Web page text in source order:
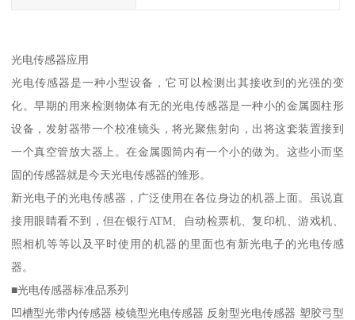
光电传感器应用
光电传感器是一种小型设备，它可以检测出其接收到的光强的变
化。早期的用来检测物体有无的光电传感器是一种小的金属圆柱形
设备，发射器带一个校准镜头，将光聚焦射向，出将这套装置接到
一个真空管放大器上。在金属圆筒内有一个小的做为。这些小而坚
固的传感器就是今天光电传感器的雏形。
新光电子的光电传感器，广泛使用在各位身边的机器上面。虽说直
接用眼睛看不到，但在银行ATM、自动检票机、复印机、游戏机、
照相机等等以及平时使用的机器的里面也有新光电子的光电传感
器。
■光电传感器标准品系列
凹槽型光带内传感器 棱镜型光电传感器 反射型光电传感器 塑胶弓型